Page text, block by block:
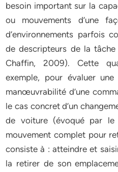
besoin important sur la
ou mouvements d’une
d’environnements parfois
de descripteurs de la
Chaffin, 2009). Cette
exemple, pour évaluer
manœuvrabilité d’une
le cas concret d’un
de voiture (évoqué par le
mouvement complet pour
consiste à : atteindre et
la retirer de son